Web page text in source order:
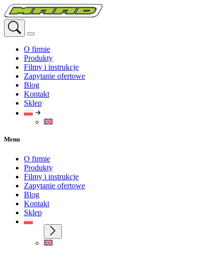
Przejdź
do
treści
O firmie
Produkty
Filmy i instrukcje
Zapytanie ofertowe
Blog
Kontakt
Sklep
Menu
O firmie
Produkty
Filmy i instrukcje
Zapytanie ofertowe
Blog
Kontakt
Sklep